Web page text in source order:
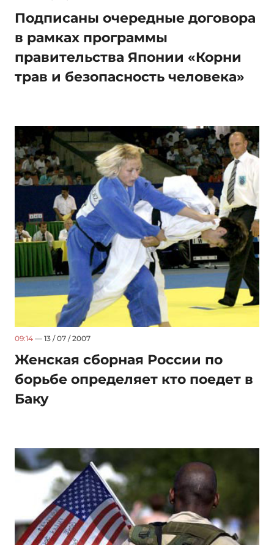
Подписаны очередные договора
в рамках программы
правительства Японии «Корни
трав и безопасность человека»
09:14 — 13 / 07 / 2007
Женская сборная России по
борьбе определяет кто поедет в
Баку